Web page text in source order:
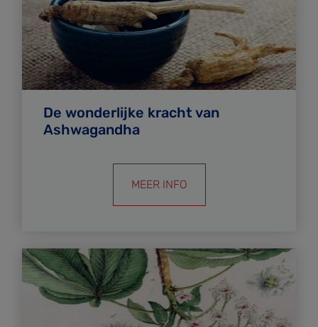
De wonderlijke kracht van
Ashwagandha
MEER INFO